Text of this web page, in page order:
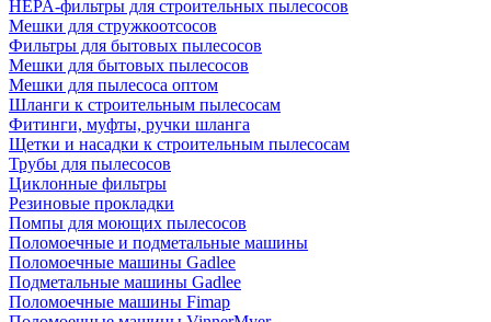
HEPA-фильтры для строительных пылесосов
Мешки для стружкоотсосов
Фильтры для бытовых пылесосов
Мешки для бытовых пылесосов
Мешки для пылесоса оптом
Шланги к строительным пылесосам
Фитинги, муфты, ручки шланга
Щетки и насадки к строительным пылесосам
Трубы для пылесосов
Циклонные фильтры
Резиновые прокладки
Помпы для моющих пылесосов
Поломоечные и подметальные машины
Поломоечные машины Gadlee
Подметальные машины Gadlee
Поломоечные машины Fimap